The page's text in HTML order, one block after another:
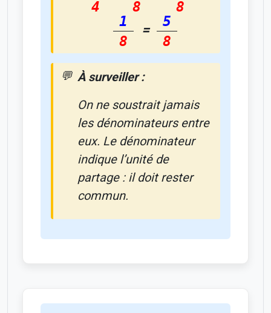
4 8 8
1
8
=
5
8
À surveiller :
On ne soustrait jamais
les dénominateurs entre
eux. Le dénominateur
indique l’unité de
partage : il doit rester
commun.